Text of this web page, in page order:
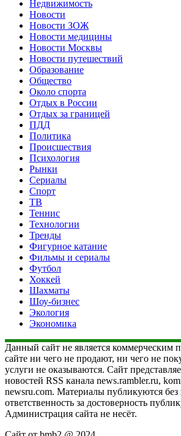
Недвижимость
Новости
Новости ЗОЖ
Новости медицины
Новости Москвы
Новости путешествий
Образование
Общество
Около спорта
Отдых в России
Отдых за границей
ПДД
Политика
Происшествия
Психология
Рынки
Сериалы
Спорт
ТВ
Теннис
Технологии
Тренды
Фигурное катание
Фильмы и сериалы
Футбол
Хоккей
Шахматы
Шоу-бизнес
Экология
Экономика
Данный сайт не является коммерческим
сайте ни чего не продают, ни чего не
услуги не оказываются. Сайт
новостей RSS канала news.rambler.ru,
newsru.com. Материалы публикуются без
ответственность за достоверность
Администрация сайта не несёт.